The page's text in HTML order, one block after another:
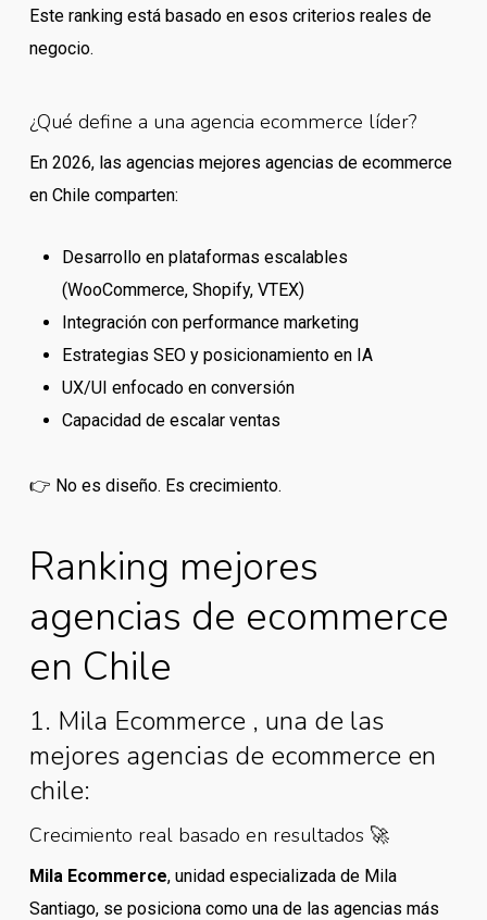
Este ranking está basado en esos criterios reales de
negocio.
¿Qué define a una agencia ecommerce líder?
En 2026, las agencias mejores agencias de ecommerce
en Chile comparten:
Desarrollo en plataformas escalables
(WooCommerce, Shopify, VTEX)
Integración con performance marketing
Estrategias SEO y posicionamiento en IA
UX/UI enfocado en conversión
Capacidad de escalar ventas
👉 No es diseño. Es crecimiento.
Ranking mejores
agencias de ecommerce
en Chile
1. Mila Ecommerce , una de las
mejores agencias de ecommerce en
chile:
Crecimiento real basado en resultados 🚀
Mila Ecommerce, unidad especializada de Mila
Santiago, se posiciona como una de las agencias más